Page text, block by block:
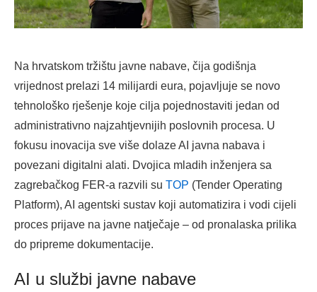
Na hrvatskom tržištu javne nabave, čija godišnja
vrijednost prelazi 14 milijardi eura, pojavljuje se novo
tehnološko rješenje koje cilja pojednostaviti jedan od
administrativno najzahtjevnijih poslovnih procesa. U
fokusu inovacija sve više dolaze AI javna nabava i
povezani digitalni alati. Dvojica mladih inženjera sa
zagrebačkog FER-a razvili su TOP (Tender Operating
Platform), AI agentski sustav koji automatizira i vodi cijeli
proces prijave na javne natječaje – od pronalaska prilika
do pripreme dokumentacije.
AI u službi javne nabave